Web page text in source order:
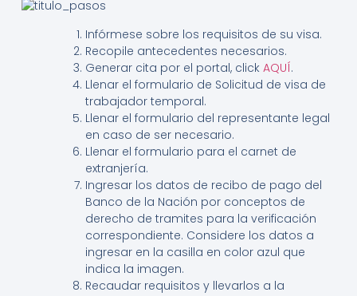
Infórmese sobre los requisitos de su visa.
Recopile antecedentes necesarios.
Generar cita por el portal, click AQUÍ.
Llenar el formulario de Solicitud de visa de
trabajador temporal.
Llenar el formulario del representante legal
en caso de ser necesario.
Llenar el formulario para el carnet de
extranjería.
Ingresar los datos de recibo de pago del
Banco de la Nación por conceptos de
derecho de tramites para la verificación
correspondiente. Considere los datos a
ingresar en la casilla en color azul que
indica la imagen.
Recaudar requisitos y llevarlos a la